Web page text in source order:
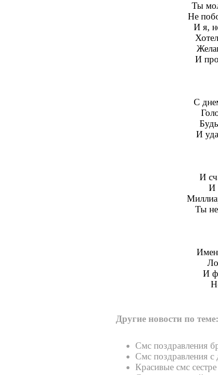
Ты
Не
И я,
И про
С
И
И
И
Ты
И
Другие новости по теме:
Смс поздравления
Смс поздравления
Красивые смс сестре